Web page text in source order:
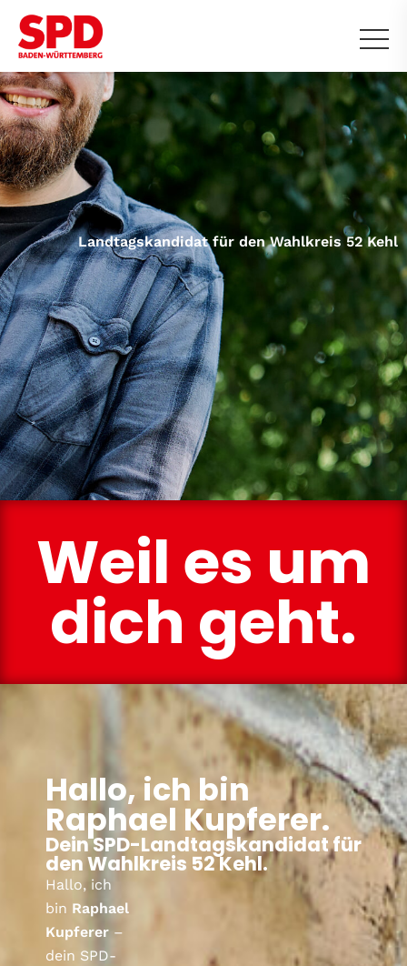
Landtagskandidat für den Wahlkreis 52 Kehl
Weil es um
dich geht.
Hallo, ich bin
Raphael Kupferer.
Dein SPD-Landtagskandidat für
den Wahlkreis 52 Kehl.
Hallo, ich
bin Raphael
Kupferer –
dein SPD-